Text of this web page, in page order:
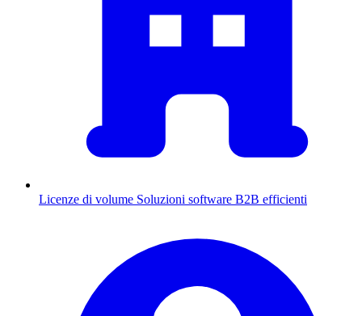
Licenze di volume Soluzioni software B2B efficienti